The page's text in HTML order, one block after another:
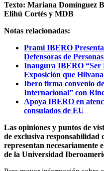
Texto: Mariana Domínguez
Elihú Cortés y MDB
Notas relacionadas:
Prami IBERO
Defensoras de
Inaugura IBERO “Ser
Exposición que
Ibero firma convenio
Internacional” con
Apoya IBERO en
consulados de EU
Las opiniones y puntos de
de exclusiva responsabilidad
representan necesariamente
de la Universidad